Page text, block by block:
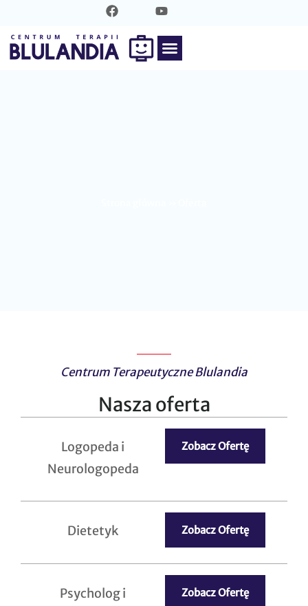
Centrum Terapeutyczne Blulandia
Nasza oferta
Logopeda i
Neurologopeda
Zobacz Ofertę
Dietetyk Zobacz Ofertę
Psycholog i
Zobacz Ofertę